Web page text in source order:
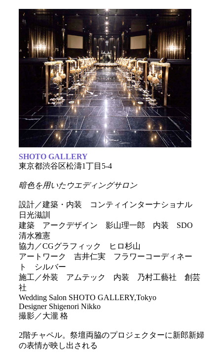
SHOTO GALLERY
東京都渋谷区松濤1丁目5-4
暗色を用いたウエディングサロン
設計／建築・内装 コンティインターナショナル
日光滋訓
建築 アークデザイン 影山理一郎 内装 SDO
清水雅憲
協力／CGグラフィック ヒロ杉山
アートワーク 吉井仁実 フラワーコーディネー
ト シルバー
施工／外装 アムテック 内装 乃村工藝社 創芸
社
Wedding Salon SHOTO GALLERY,Tokyo
Designer Shigenori Nikko
撮影／大瀧 格
2階チャペル。祭壇両脇のプロジェクターに新郎新婦
の表情が映し出される